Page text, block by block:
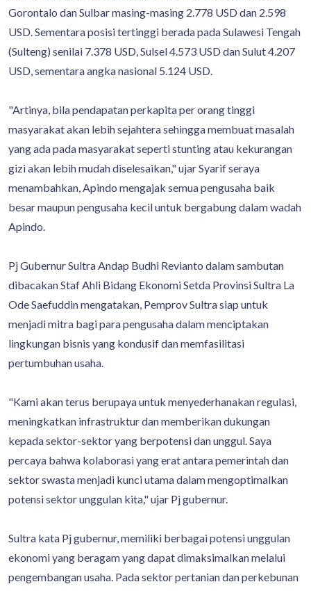
Gorontalo dan Sulbar masing-masing 2.778 USD dan 2.598
USD. Sementara posisi tertinggi berada pada Sulawesi Tengah
(Sulteng) senilai 7.378 USD, Sulsel 4.573 USD dan Sulut 4.207
USD, sementara angka nasional 5.124 USD.
"Artinya, bila pendapatan perkapita per orang tinggi
masyarakat akan lebih sejahtera sehingga membuat masalah
yang ada pada masyarakat seperti stunting atau kekurangan
gizi akan lebih mudah diselesaikan," ujar Syarif seraya
menambahkan, Apindo mengajak semua pengusaha baik
besar maupun pengusaha kecil untuk bergabung dalam wadah
Apindo.
Pj Gubernur Sultra Andap Budhi Revianto dalam sambutan
dibacakan Staf Ahli Bidang Ekonomi Setda Provinsi Sultra La
Ode Saefuddin mengatakan, Pemprov Sultra siap untuk
menjadi mitra bagi para pengusaha dalam menciptakan
lingkungan bisnis yang kondusif dan memfasilitasi
pertumbuhan usaha.
"Kami akan terus berupaya untuk menyederhanakan regulasi,
meningkatkan infrastruktur dan memberikan dukungan
kepada sektor-sektor yang berpotensi dan unggul. Saya
percaya bahwa kolaborasi yang erat antara pemerintah dan
sektor swasta menjadi kunci utama dalam mengoptimalkan
potensi sektor unggulan kita," ujar Pj gubernur.
Sultra kata Pj gubernur, memiliki berbagai potensi unggulan
ekonomi yang beragam yang dapat dimaksimalkan melalui
pengembangan usaha. Pada sektor pertanian dan perkebunan